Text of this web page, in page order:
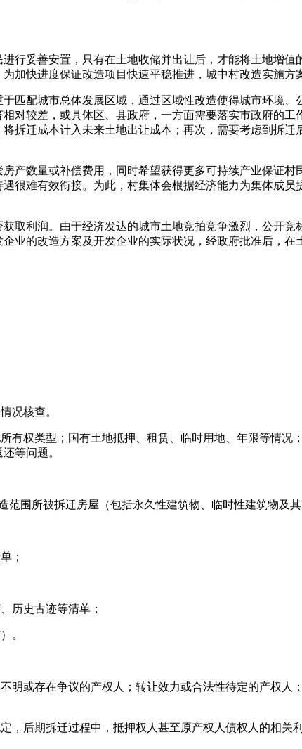
行妥善安置，只有在土地收储并出让后，才能将土地增
加快进度保证改造项目快速平稳推进，城中村改造实施方
匹配城市总体发展区域，通过区域性改造使得城市环境
对较差，或具体区、县政府，一方面需要落实市政府的
拆迁成本计入未来土地出让成本；再次，需要考虑到拆
产数量或补偿费用，同时希望获得更多可持续产业保证
很难有效衔接。为此，村集体会根据经济能力为集体成
取利润。由于经济发达的城市土地竞拍竞争激烈，公开
业的改造方案及开发企业的实际状况，经政府批准后，
况核查。
有权类型；国有土地抵押、租赁、临时用地、年限等情
等问题。
围所被拆迁房屋（包括永久性建筑物、临时性建筑物及其
；
历史古迹等清单；
。
明或存在争议的产权人；转让效力或合法性待定的产权
，后期拆迁过程中，抵押权人甚至原产权人债权人的相